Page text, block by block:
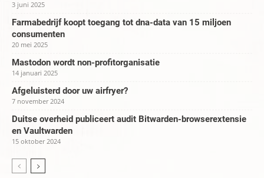
3 juni 2025
Farmabedrijf koopt toegang tot dna-data van 15 miljoen
consumenten
20 mei 2025
Mastodon wordt non-profitorganisatie
14 januari 2025
Afgeluisterd door uw airfryer?
7 november 2024
Duitse overheid publiceert audit Bitwarden-browserextensie
en Vaultwarden
15 oktober 2024